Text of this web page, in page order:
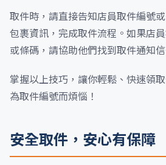
取件時，請直接告知店員取件編號
包裹資訊，完成取件流程。如果店
或條碼，請協助他們找到取件通知
掌握以上技巧，讓你輕鬆、快速領
為取件編號而煩惱！
安全取件，安心有保障